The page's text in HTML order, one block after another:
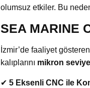
olumsuz etkiler. Bu
SEA MARINE
İzmir’de faaliyet gösteren
kalıplarını mikron
✔ 5 Eksenli CNC ile